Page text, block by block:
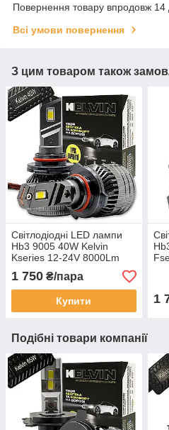
Повернення товару впродовж 14
Всі умови повернення
З цим товаром також
Світлодіодні LED лампи
Hb3 9005 40W Kelvin
Kseries 12-24V 8000Lm
1 750 ₴/пара
Купити 1
Подібні товари компанії